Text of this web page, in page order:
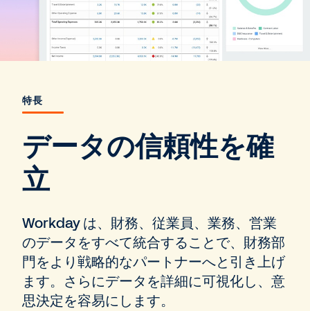
特長
データの信頼性を確
立
Workday は、財務、従業員、業務、営業
のデータをすべて統合することで、財務部
門をより戦略的なパートナーへと引き上げ
ます。さらにデータを詳細に可視化し、意
思決定を容易にします。